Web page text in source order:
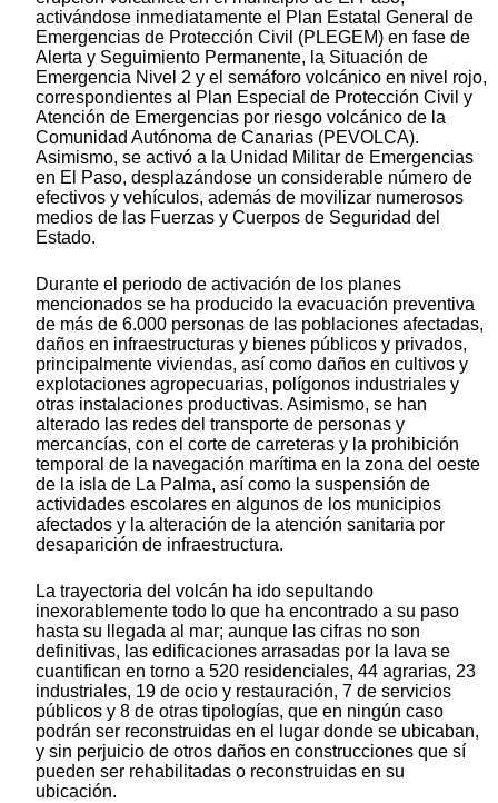
activándose inmediatamente el Plan Estatal General de
Emergencias de Protección Civil (PLEGEM) en fase de
Alerta y Seguimiento Permanente, la Situación de
Emergencia Nivel 2 y el semáforo volcánico en nivel rojo,
correspondientes al Plan Especial de Protección Civil y
Atención de Emergencias por riesgo volcánico de la
Comunidad Autónoma de Canarias (PEVOLCA).
Asimismo, se activó a la Unidad Militar de Emergencias
en El Paso, desplazándose un considerable número de
efectivos y vehículos, además de movilizar numerosos
medios de las Fuerzas y Cuerpos de Seguridad del
Estado.
Durante el periodo de activación de los planes
mencionados se ha producido la evacuación preventiva
de más de 6.000 personas de las poblaciones afectadas,
daños en infraestructuras y bienes públicos y privados,
principalmente viviendas, así como daños en cultivos y
explotaciones agropecuarias, polígonos industriales y
otras instalaciones productivas. Asimismo, se han
alterado las redes del transporte de personas y
mercancías, con el corte de carreteras y la prohibición
temporal de la navegación marítima en la zona del oeste
de la isla de La Palma, así como la suspensión de
actividades escolares en algunos de los municipios
afectados y la alteración de la atención sanitaria por
desaparición de infraestructura.
La trayectoria del volcán ha ido sepultando
inexorablemente todo lo que ha encontrado a su paso
hasta su llegada al mar; aunque las cifras no son
definitivas, las edificaciones arrasadas por la lava se
cuantifican en torno a 520 residenciales, 44 agrarias, 23
industriales, 19 de ocio y restauración, 7 de servicios
públicos y 8 de otras tipologías, que en ningún caso
podrán ser reconstruidas en el lugar donde se ubicaban,
y sin perjuicio de otros daños en construcciones que sí
pueden ser rehabilitadas o reconstruidas en su
ubicación.